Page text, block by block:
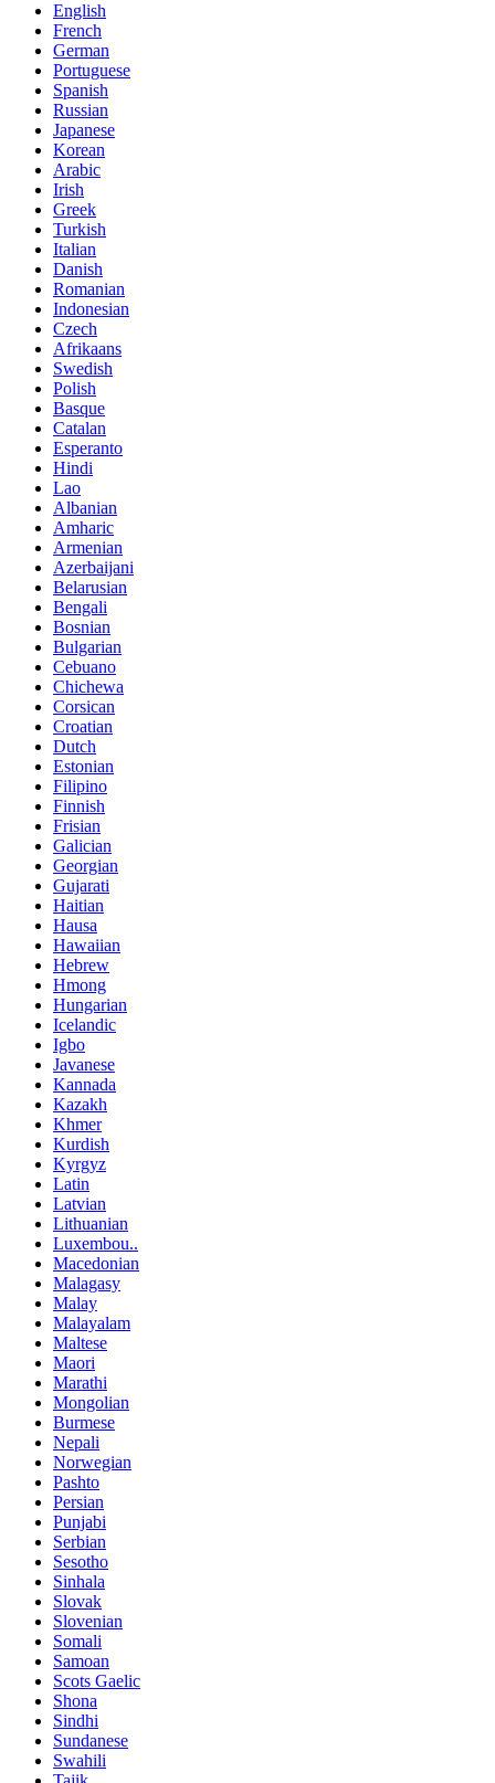
English
French
German
Portuguese
Spanish
Russian
Japanese
Korean
Arabic
Irish
Greek
Turkish
Italian
Danish
Romanian
Indonesian
Czech
Afrikaans
Swedish
Polish
Basque
Catalan
Esperanto
Hindi
Lao
Albanian
Amharic
Armenian
Azerbaijani
Belarusian
Bengali
Bosnian
Bulgarian
Cebuano
Chichewa
Corsican
Croatian
Dutch
Estonian
Filipino
Finnish
Frisian
Galician
Georgian
Gujarati
Haitian
Hausa
Hawaiian
Hebrew
Hmong
Hungarian
Icelandic
Igbo
Javanese
Kannada
Kazakh
Khmer
Kurdish
Kyrgyz
Latin
Latvian
Lithuanian
Luxembou..
Macedonian
Malagasy
Malay
Malayalam
Maltese
Maori
Marathi
Mongolian
Burmese
Nepali
Norwegian
Pashto
Persian
Punjabi
Serbian
Sesotho
Sinhala
Slovak
Slovenian
Somali
Samoan
Scots Gaelic
Shona
Sindhi
Sundanese
Swahili